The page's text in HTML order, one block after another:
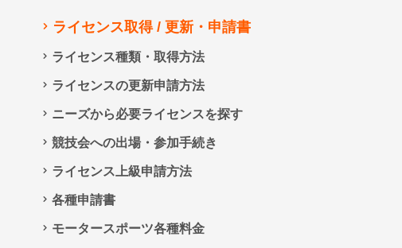
ライセンス取得 / 更新・申請書
ライセンス種類・取得方法
ライセンスの更新申請方法
ニーズから必要ライセンスを探す
競技会への出場・参加手続き
ライセンス上級申請方法
各種申請書
モータースポーツ各種料金